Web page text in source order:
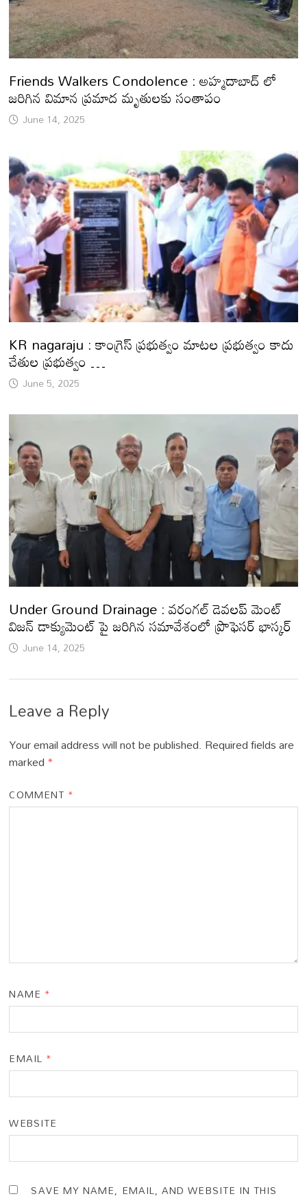
Friends Walkers Condolence : అహ్మదాబాద్ లో
జరిగిన విమాన ప్రమాద మృతులకు సంతాపం
June 14, 2025
KR nagaraju : కాంగ్రెస్ ప్రభుత్వం మాటల ప్రభుత్వం కాదు
చేతుల ప్రభుత్వం …
June 5, 2025
Under Ground Drainage : వరంగల్ డెవలప్ మెంట్
విజన్ డాక్యుమెంట్ పై జరిగిన సమావేశంలో ప్రొఫెసర్ భాస్కర్
June 14, 2025
Leave a Reply
Your email address will not be published. Required fields are
marked*
COMMENT *
NAME *
EMAIL *
WEBSITE
SAVE MY NAME, EMAIL, AND WEBSITE IN THIS